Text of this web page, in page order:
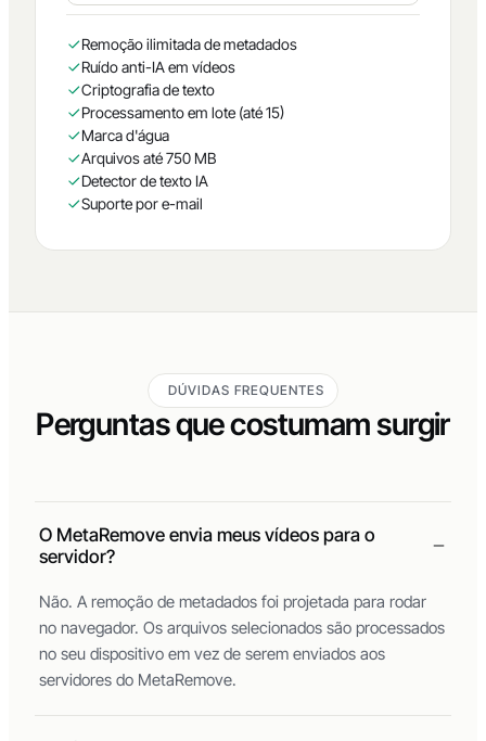
Remoção ilimitada de metadados
Ruído anti-IA em vídeos
Criptografia de texto
Processamento em lote (até 15)
Marca d'água
Arquivos até 750 MB
Detector de texto IA
Suporte por e-mail
DÚVIDAS FREQUENTES
Perguntas que costumam surgir
O MetaRemove envia meus vídeos para o
servidor?
Não. A remoção de metadados foi projetada para rodar
no navegador. Os arquivos selecionados são processados
no seu dispositivo em vez de serem enviados aos
servidores do MetaRemove.